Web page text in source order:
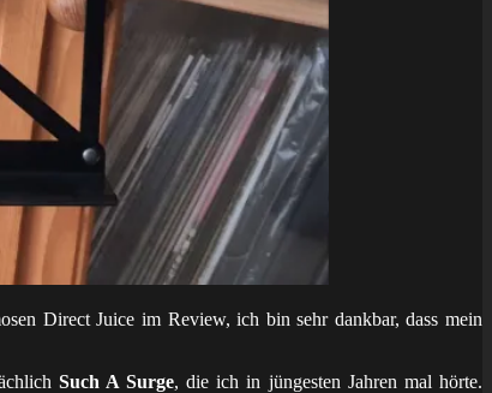
Direct Juice im Review, ich bin sehr dankbar, dass mein
Such A Surge, die ich in jüngesten Jahren mal hörte.